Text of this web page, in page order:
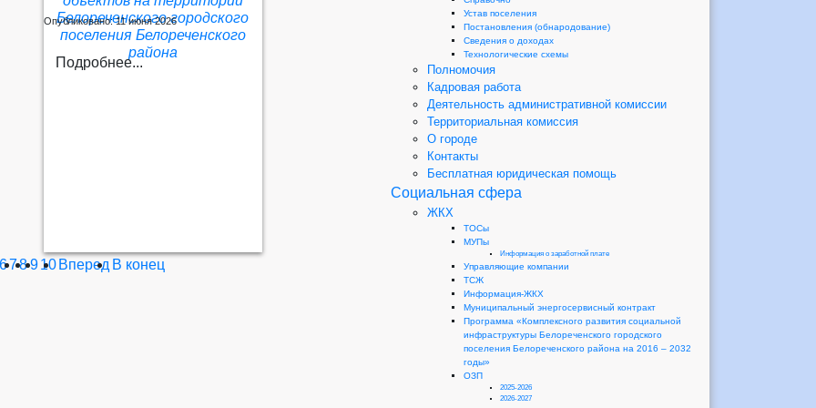
Белореченского городского
поселения Белореченского
района
Опубликовано: 11 июня 2026
Подробнее...
78910 Вперед В конец
Устав поселения
Постановления (обнародование)
Сведения о доходах
Технологические схемы
Полномочия
Кадровая работа
Деятельность административной комиссии
Территориальная комиссия
О городе
Контакты
Бесплатная юридическая помощь
Социальная сфера
ЖКХ
ТОСы
МУПы
Информация о заработной плате
Управляющие компании
ТСЖ
Информация-ЖКХ
Муниципальный энергосервисный контракт
Программа «Комплексного развития социальной
инфраструктуры Белореченского городского
поселения Белореченского района на 2016 – 2032
годы»
ОЗП
2025-2026
2026-2027